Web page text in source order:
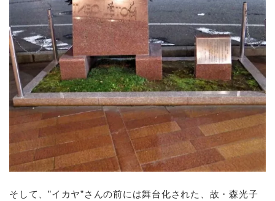
そして、”イカヤ”さんの前には舞台化された、故・森光子